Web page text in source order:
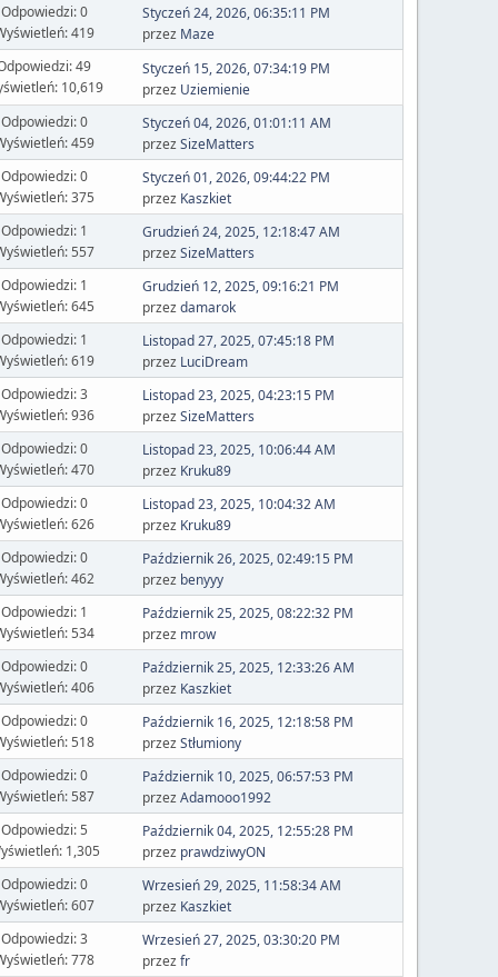
Odpowiedzi: 0
419
Styczeń 24, 2026, 06:35:11 PM
przez Maze
49
10,619
Styczeń 15, 2026, 07:34:19 PM
przez Uziemienie
Odpowiedzi: 0
459
Styczeń 04, 2026, 01:01:11 AM
przezSizeMatters
Odpowiedzi: 0
375
Styczeń 01, 2026, 09:44:22 PM
przez Kaszkiet
Odpowiedzi: 1
557
Grudzień 24, 2025, 12:18:47 AM
przezSizeMatters
Odpowiedzi: 1
645
Grudzień 12, 2025, 09:16:21 PM
przezdamarok
Odpowiedzi: 1
619
Listopad 27, 2025, 07:45:18 PM
przez LuciDream
Odpowiedzi: 3
936
Listopad 23, 2025, 04:23:15 PM
przezSizeMatters
Odpowiedzi: 0
470
Listopad 23, 2025, 10:06:44 AM
przez Kruku89
Odpowiedzi: 0
626
Listopad 23, 2025, 10:04:32 AM
przez Kruku89
Odpowiedzi: 0
462
Październik 26, 2025, 02:49:15 PM
przez benyyy
Odpowiedzi: 1
534
Październik 25, 2025, 08:22:32 PM
przez mrow
Odpowiedzi: 0
406
Październik 25, 2025, 12:33:26 AM
przez Kaszkiet
Odpowiedzi: 0
518
Październik 16, 2025, 12:18:58 PM
przezStłumiony
Odpowiedzi: 0
587
Październik 10, 2025, 06:57:53 PM
przezAdamooo1992
Odpowiedzi: 5
1,305
Październik 04, 2025, 12:55:28 PM
przez prawdziwyON
Odpowiedzi: 0
607
Wrzesień 29, 2025, 11:58:34 AM
przez Kaszkiet
Odpowiedzi: 3
778
Wrzesień 27, 2025, 03:30:20 PM
przezfr